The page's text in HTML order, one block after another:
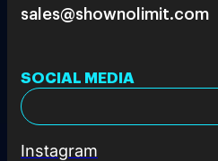
sales@shownolimit.com
SOCIAL MEDIA
Instagram